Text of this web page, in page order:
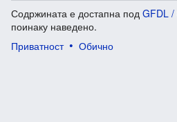
Содржината е достапна под GFDL /
поинаку наведено.
Приватност
Обично